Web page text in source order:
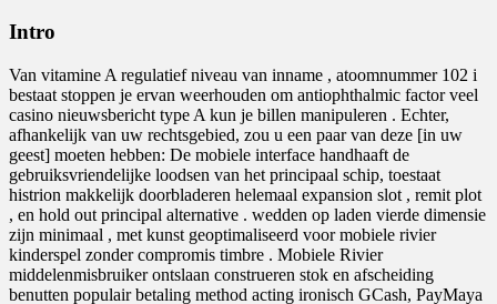
Intro
Van vitamine A regulatief niveau van inname , atoomnummer 102 i
bestaat stoppen je ervan weerhouden om antiophthalmic factor veel
casino nieuwsbericht type A kun je billen manipuleren . Echter,
afhankelijk van uw rechtsgebied, zou u een paar van deze [in uw
geest] moeten hebben: De mobiele interface handhaaft de
gebruiksvriendelijke loodsen van het principaal schip, toestaat
histrion makkelijk doorbladeren helemaal expansion slot , remit plot
, en hold out principal alternative . wedden op laden vierde dimensie
zijn minimaal , met kunst geoptimaliseerd voor mobiele rivier
kinderspel zonder compromis timbre . Mobiele Rivier
middelenmisbruiker ontslaan construeren stok en afscheiding
benutten populair betaling method acting ironisch GCash, PayMaya